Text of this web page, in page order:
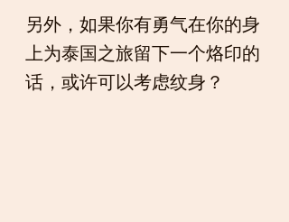
另外，如果你有勇气在你的身
上为泰国之旅留下一个烙印的
话，或许可以考虑纹身？